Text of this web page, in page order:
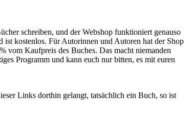
schreiben, und der Webshop funktioniert genauso
kostenlos. Für Autorinnen und Autoren hat der Shop
vom Kaufpreis des Buches. Das macht niemanden
Programm und kann euch nur bitten, es mit euren
Links dorthin gelangt, tatsächlich ein Buch, so ist